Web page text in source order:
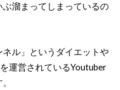
溜まってしまっているの
ル」というダイエットや
運営されているYoutuber